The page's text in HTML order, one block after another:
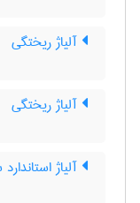
آلیاژ ریختگی
آلیاژ ریختگی
آلیاژ